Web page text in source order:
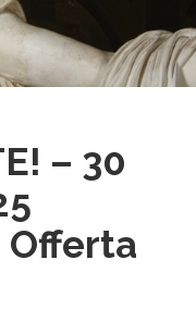
– 30
Offerta